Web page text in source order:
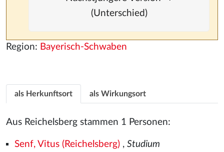
(Unterschied)
Region: Bayerisch-Schwaben
als Herkunftsort als Wirkungsort
Aus Reichelsberg stammen 1 Personen:
Senf, Vitus (Reichelsberg), Studium